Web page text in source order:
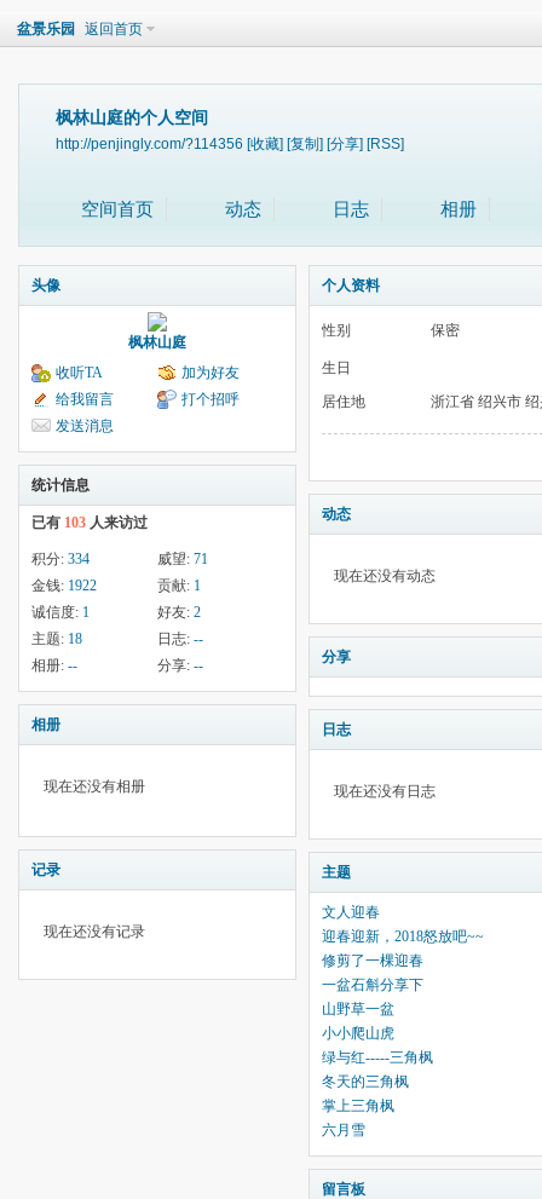
盆景乐园 返回首页
枫林山庭的个人空间
http://penjingly.com/?114356 [收藏] [复制] [分享] [RSS]
空间首页 动态 日志 相册
头像
枫林山庭
收听TA
加为好友
给我留言
打个招呼
发送消息
统计信息
已有 103 人来访过
积分: 334 威望: 71
金钱: 1922 贡献: 1
诚信度: 1 好友: 2
主题: 18 日志: --
相册: -- 分享: --
相册
现在还没有相册
记录
现在还没有记录
个人资料
性别 保密
生日
居住地
浙江省 绍兴市
动态
现在还没有动态
分享
日志
现在还没有日志
主题
文人迎春
迎春迎新，2018怒放吧~~
修剪了一棵迎春
一盆石斛分享下
山野草一盆
小小爬山虎
绿与红-----三角枫
冬天的三角枫
掌上三角枫
六月雪
留言板